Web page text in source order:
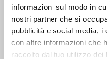
informazioni sul modo in
nostri partner che si
pubblicità e social media, i
con altre informazioni che
raccolto dal tuo utilizzo dei